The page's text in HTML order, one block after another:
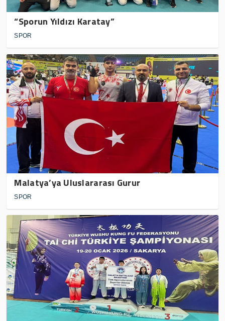
“Sporun Yıldızı Karatay”
SPOR
Malatya’ya Uluslararası Gurur
SPOR